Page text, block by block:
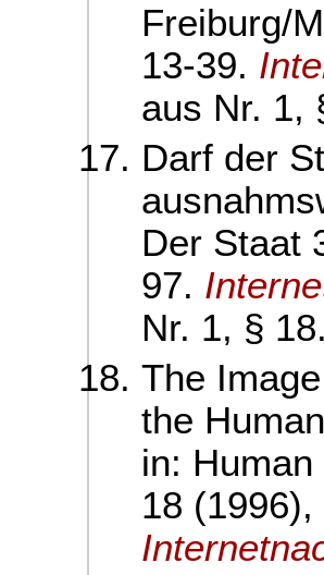
Freiburg/
13-39.
aus Nr. 1,
Darf der
Der Staat
97.
Nr. 1, §
The
the
in:
18